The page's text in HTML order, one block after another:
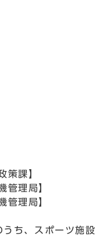
策課】
管理局】
管理局】
、スポーツ施設